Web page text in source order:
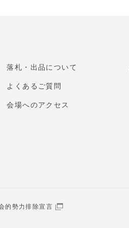
落札・出品について
よくあるご質問
会場へのアクセス
的勢力排除宣言